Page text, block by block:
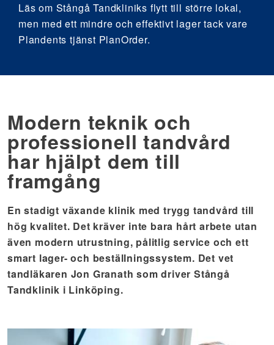
Läs om Stångå Tandkliniks flytt till större lokal,
men med ett mindre och effektivt lager tack vare
Plandents tjänst PlanOrder.
Modern teknik och
professionell tandvård
har hjälpt dem till
framgång
En stadigt växande klinik med trygg tandvård till
hög kvalitet. Det kräver inte bara hårt arbete utan
även modern utrustning, pålitlig service och ett
smart lager- och beställningssystem. Det vet
tandläkaren Jon Granath som driver Stångå
Tandklinik i Linköping.